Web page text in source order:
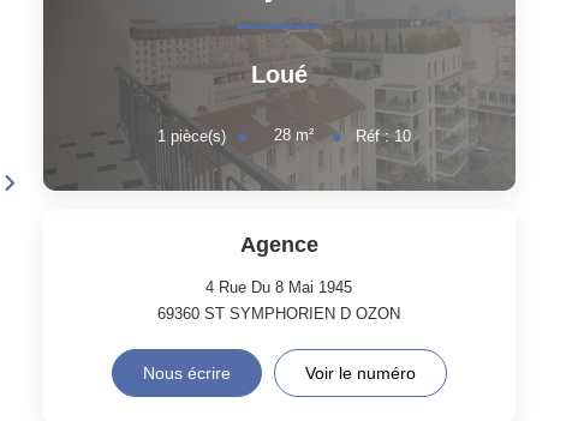
Loué
1 pièce(s) 28 m² Réf :10
Agence
4 Rue Du 8 Mai 1945
69360ST SYMPHORIEN D OZON
Nous écrire Voir le numéro